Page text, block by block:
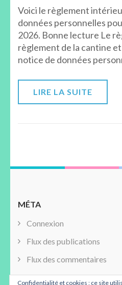
Voici le règlement
données personnelles
2026. Bonne lecture Le
règlement de la cantine
notice de données
LIRE LA SUITE
MÉTA
Connexion
Flux des publications
Flux des commentaires
Site de WordPress-FR
Confidentialité et cookies : ce site